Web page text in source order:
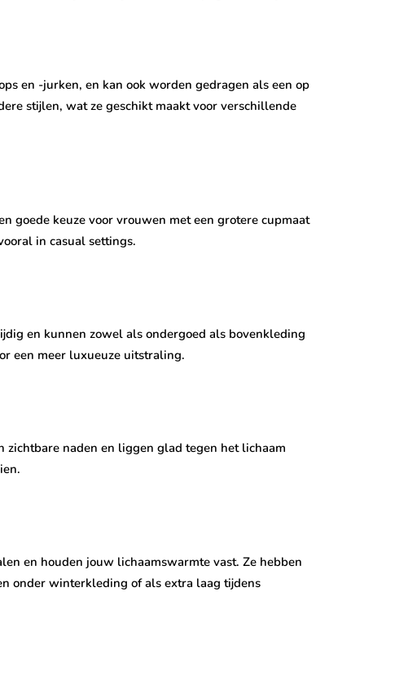
en -jurken, en kan ook worden gedragen als een op
stijlen, wat ze geschikt maakt voor verschillende
goede keuze voor vrouwen met een grotere cupmaat
in casual settings.
en kunnen zowel als ondergoed als bovenkleding
een meer luxueuze uitstraling.
zichtbare naden en liggen glad tegen het lichaam
en houden jouw lichaamswarmte vast. Ze hebben
onder winterkleding of als extra laag tijdens